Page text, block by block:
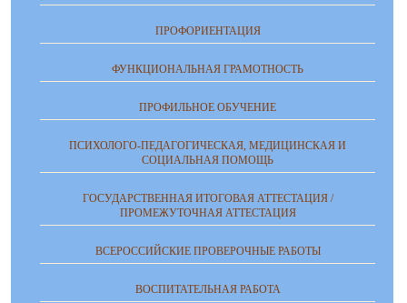
ПРОФОРИЕНТАЦИЯ
ФУНКЦИОНАЛЬНАЯ ГРАМОТНОСТЬ
ПРОФИЛЬНОЕ ОБУЧЕНИЕ
ПСИХОЛОГО-ПЕДАГОГИЧЕСКАЯ, МЕДИЦИНСКАЯ И
СОЦИАЛЬНАЯ ПОМОЩЬ
ГОСУДАРСТВЕННАЯ ИТОГОВАЯ АТТЕСТАЦИЯ /
ПРОМЕЖУТОЧНАЯ АТТЕСТАЦИЯ
ВСЕРОССИЙСКИЕ ПРОВЕРОЧНЫЕ РАБОТЫ
ВОСПИТАТЕЛЬНАЯ РАБОТА